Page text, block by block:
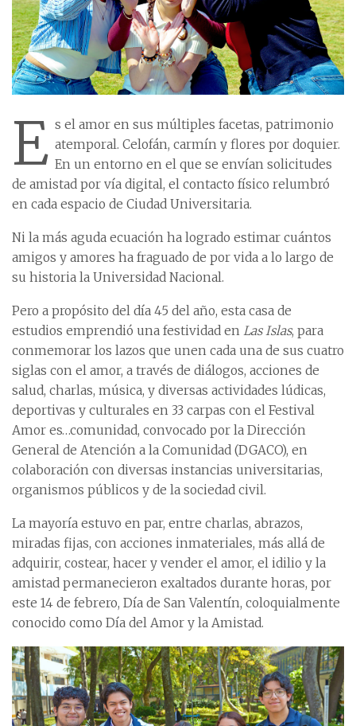
E s el amor en sus múltiples facetas, patrimonio
atemporal. Celofán, carmín y flores por doquier.
En un entorno en el que se envían solicitudes
de amistad por vía digital, el contacto físico relumbró
en cada espacio de Ciudad Universitaria.
Ni la más aguda ecuación ha logrado estimar cuántos
amigos y amores ha fraguado de por vida a lo largo de
su historia la Universidad Nacional.
Pero a propósito del día 45 del año, esta casa de
estudios emprendió una festividad en Las Islas, para
conmemorar los lazos que unen cada una de sus cuatro
siglas con el amor, a través de diálogos, acciones de
salud, charlas, música, y diversas actividades lúdicas,
deportivas y culturales en 33 carpas con el Festival
Amor es…comunidad, convocado por la Dirección
General de Atención a la Comunidad (DGACO), en
colaboración con diversas instancias universitarias,
organismos públicos y de la sociedad civil.
La mayoría estuvo en par, entre charlas, abrazos,
miradas fijas, con acciones inmateriales, más allá de
adquirir, costear, hacer y vender el amor, el idilio y la
amistad permanecieron exaltados durante horas, por
este 14 de febrero, Día de San Valentín, coloquialmente
conocido como Día del Amor y la Amistad.